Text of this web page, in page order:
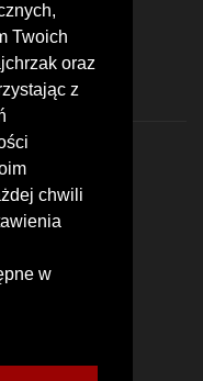
Twoich
oraz
z
chwili
w